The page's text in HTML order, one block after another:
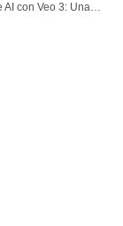
AI con Veo 3: Una